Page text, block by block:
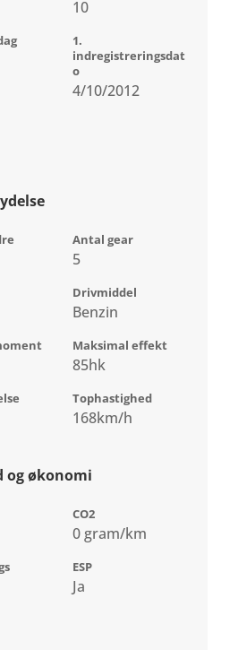
10
1.
indregistreringsdat
o
4/10/2012
Antal gear
5
Drivmiddel
Benzin
Maksimal effekt
85hk
Tophastighed
168km/h
og økonomi
CO2
0 gram/km
ESP
Ja